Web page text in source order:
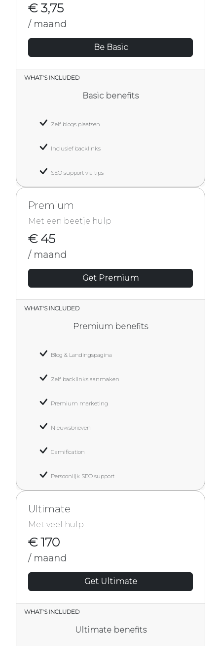
€ 3,75
/ maand
Be Basic
WHAT'S INCLUDED
Basic benefits
Zelf blogs plaatsen
Inclusief backlinks
SEO support via tips
Premium
Met een beetje hulp
€ 45
/ maand
Get Premium
WHAT'S INCLUDED
Premium benefits
Blog & Landingspagina
Zelf backlinks aanmaken
Premium marketing
Nieuwsbrieven
Gamification
Persoonlijk SEO support
Ultimate
Met veel hulp
€ 170
/ maand
Get Ultimate
WHAT'S INCLUDED
Ultimate benefits